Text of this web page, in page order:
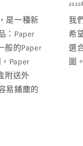
是一種新
：Paper
般的Paper
Paper
附送外
易鋪塵的
2020
我
希
選
圖